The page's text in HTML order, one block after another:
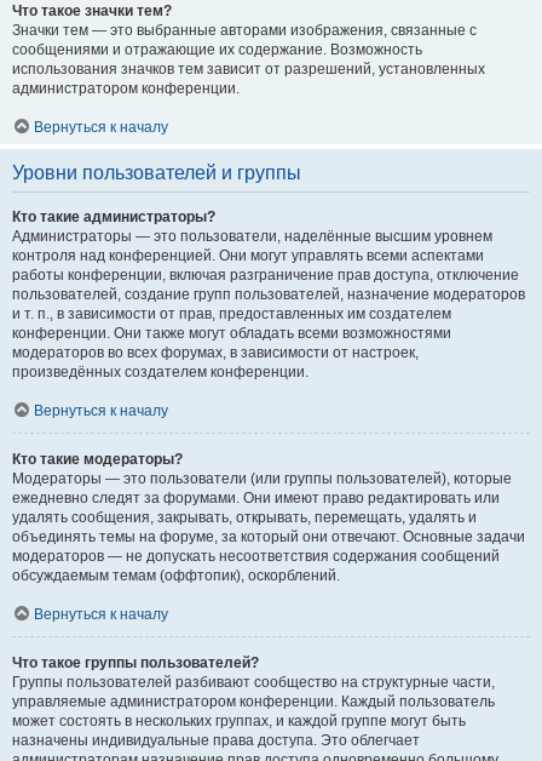
Что такое значки тем?
Значки тем — это выбранные авторами изображения, связанные с
сообщениями и отражающие их содержание. Возможность
использования значков тем зависит от разрешений, установленных
администратором конференции.
Вернуться к началу
Уровни пользователей и группы
Кто такие администраторы?
Администраторы — это пользователи, наделённые высшим уровнем
контроля над конференцией. Они могут управлять всеми аспектами
работы конференции, включая разграничение прав доступа, отключение
пользователей, создание групп пользователей, назначение модераторов
и т. п., в зависимости от прав, предоставленных им создателем
конференции. Они также могут обладать всеми возможностями
модераторов во всех форумах, в зависимости от настроек,
произведённых создателем конференции.
Вернуться к началу
Кто такие модераторы?
Модераторы — это пользователи (или группы пользователей), которые
ежедневно следят за форумами. Они имеют право редактировать или
удалять сообщения, закрывать, открывать, перемещать, удалять и
объединять темы на форуме, за который они отвечают. Основные задачи
модераторов — не допускать несоответствия содержания сообщений
обсуждаемым темам (оффтопик), оскорблений.
Вернуться к началу
Что такое группы пользователей?
Группы пользователей разбивают сообщество на структурные части,
управляемые администратором конференции. Каждый пользователь
может состоять в нескольких группах, и каждой группе могут быть
назначены индивидуальные права доступа. Это облегчает